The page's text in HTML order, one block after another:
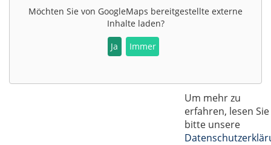
Möchten Sie von GoogleMaps bereitgestellte externe
Inhalte laden?
Ja
Immer
Um mehr zu
erfahren, lesen Sie
bitte unsere